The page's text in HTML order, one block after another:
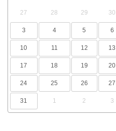
27 28 29 30
3 4 5 6
10 11 12 13
17 18 19 20
24 25 26 27
31 1 2 3